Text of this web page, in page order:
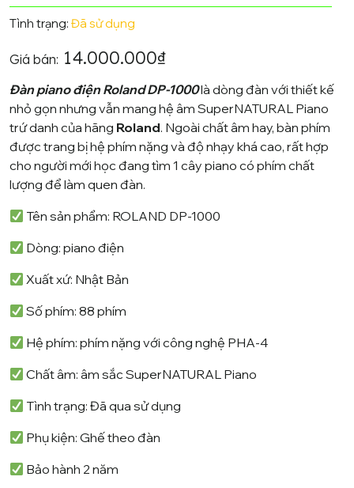
Tình trạng: Đã sử dụng
Giá bán: 14.000.000₫
Đàn piano điện Roland DP-1000là dòng đàn với thiết kế
nhỏ gọn nhưng vẫn mang hệ âm SuperNATURAL Piano
trứ danh của hãng Roland. Ngoài chất âm hay, bàn phím
được trang bị hệ phím nặng và độ nhạy khá cao, rất hợp
cho người mới học đang tìm 1 cây piano có phím chất
lượng để làm quen đàn.
Tên sản phẩm: ROLAND DP-1000
Dòng: piano điện
Xuất xứ: Nhật Bản
Số phím: 88 phím
Hệ phím: phím nặng với công nghệ PHA-4
Chất âm: âm sắc SuperNATURAL Piano
Tình trạng: Đã qua sử dụng
Phụ kiện: Ghế theo đàn
Bảo hành 2 năm